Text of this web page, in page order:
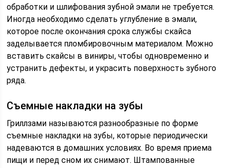
обработки и шлифования зубной эмали не требуется.
Иногда необходимо сделать углубление в эмали,
которое после окончания срока службы скайса
заделывается пломбировочным материалом. Можно
вставить скайсы в виниры, чтобы одновременно и
устранить дефекты, и украсить поверхность зубного
ряда.
Съемные накладки на зубы
Гриллзами называются разнообразные по форме
съемные накладки на зубы, которые периодически
надеваются в домашних условиях. Во время приема
пищи и перед сном их снимают. Штампованные